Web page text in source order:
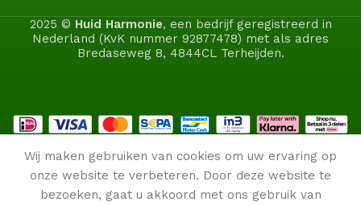
2025 © Huid Harmonie, een bedrijf geregistreerd in
Nederland (KvK nummer 92877478) met als adres
Bredaseweg 8, 4844CL Terheijden.
Wij maken gebruiken van cookies om uw ervaring op
onze website te verbeteren. Door deze website te
bezoeken, gaat u akkoord met ons gebruik van